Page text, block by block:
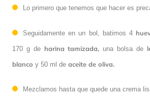
Lo primero que tenemos que hacer es
Seguidamente en un bol, batimos 4
170 g de harina tamizada, una bolsa de
blanco y 50 ml de aceite de oliva.
Mezclamos hasta que quede una crema